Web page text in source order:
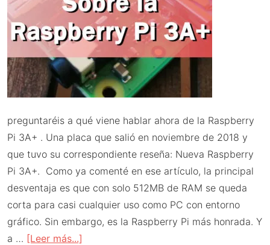
preguntaréis a qué viene hablar ahora de la Raspberry
Pi 3A+ . Una placa que salió en noviembre de 2018 y
que tuvo su correspondiente reseña: Nueva Raspberry
Pi 3A+. Como ya comenté en ese artículo, la principal
desventaja es que con solo 512MB de RAM se queda
corta para casi cualquier uso como PC con entorno
gráfico. Sin embargo, es la Raspberry Pi más honrada. Y
a … [Leer más...]